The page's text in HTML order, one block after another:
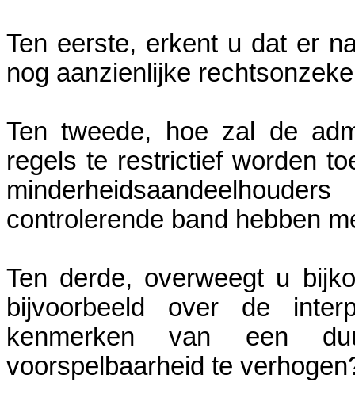
Ten eerste, erkent u dat er
nog aanzienlijke
Ten tweede, hoe zal de
regels te restrictief worden
controlerende band hebben
Ten derde, overweegt u
bijvoorbeeld over de
kenmerken van een
voorspelbaarheid te